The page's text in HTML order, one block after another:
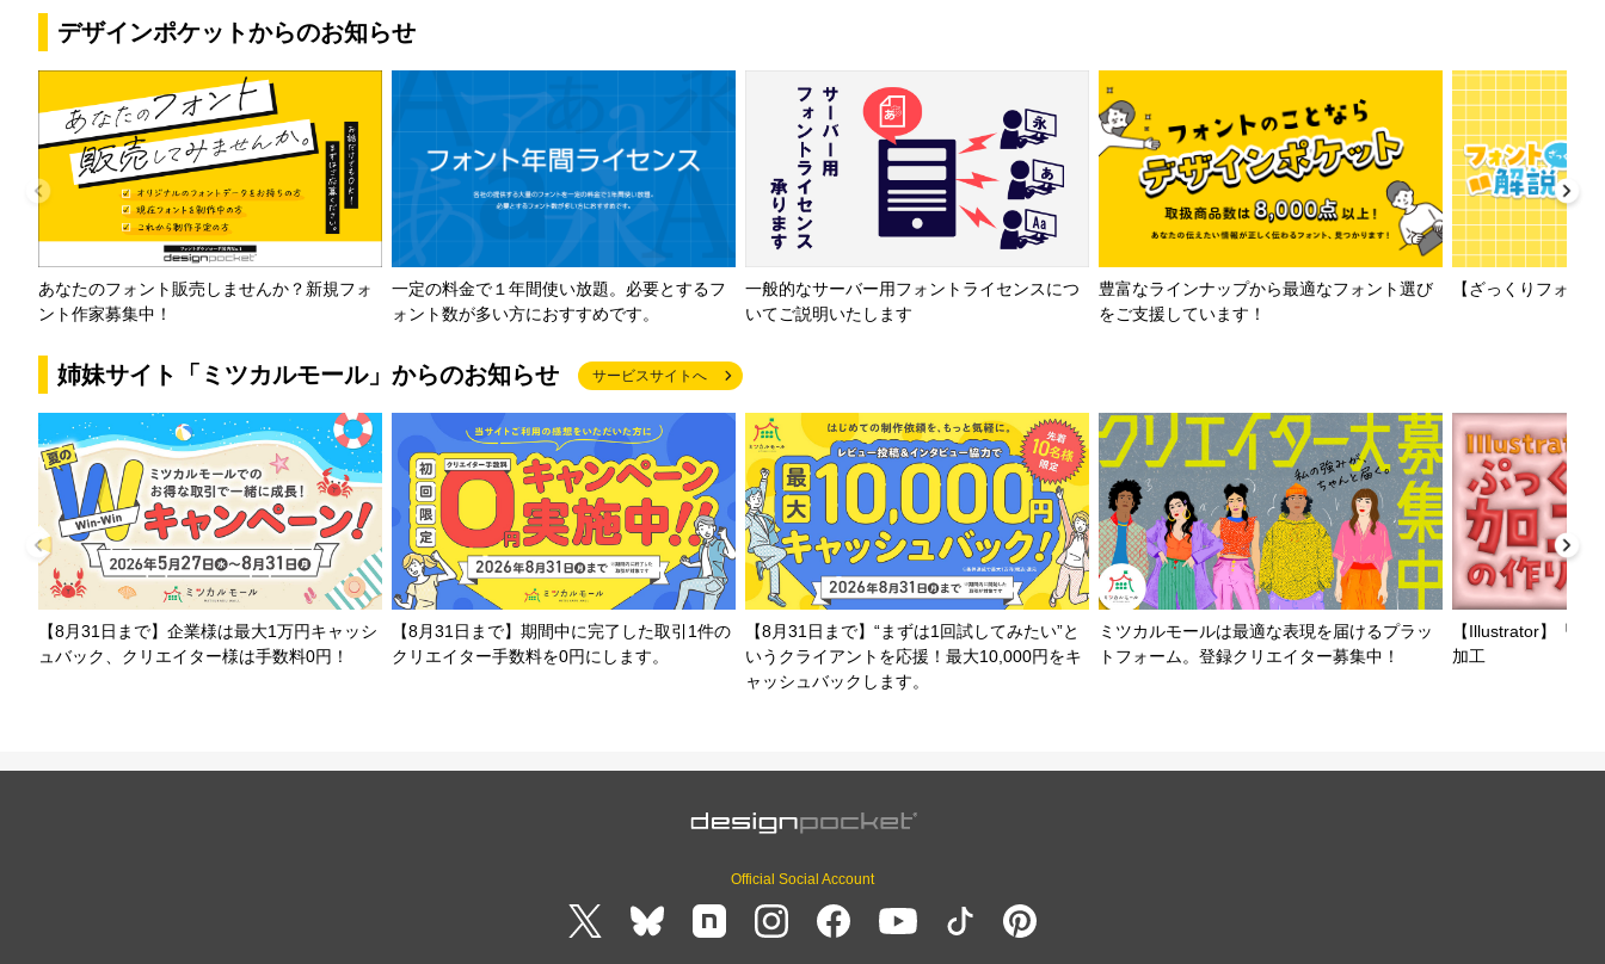
デザインポケットからのお知らせ
あなたのフォント販売しませんか？新規フォ
ント作家募集中！
一定の料金で１年間使い放題。必要とするフ
ォント数が多い方におすすめです。
一般的なサーバー用フォントライセンスにつ
いてご説明いたします
豊富なラインナップから最適なフォント選び
をご支援しています！
【ざっくりフォン
姉妹サイト「ミツカルモール」からのお知らせ サービスサイトへ
【8月31日まで】企業様は最大1万円キャッシ
ュバック、クリエイター様は手数料0円！
【8月31日まで】期間中に完了した取引1件の
クリエイター手数料を0円にします。
【8月31日まで】“まずは1回試してみたい”と
いうクライアントを応援！最大10,000円をキ
ャッシュバックします。
ミツカルモールは最適な表現を届けるプラッ
トフォーム。登録クリエイター募集中！
【Illustrator】「3D
加工
Official Social Account